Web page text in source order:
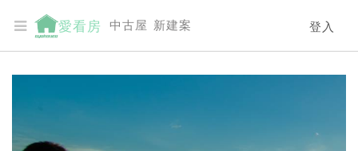
愛看房 登入
中古屋 新建案